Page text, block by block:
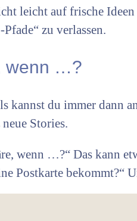
leicht auf frische
zu verlassen.
wenn …?
kannst du immer dann
Stories.
wenn …?“ Das kann
Postkarte bekommt?“